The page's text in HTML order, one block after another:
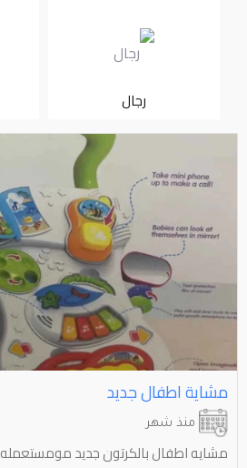
رجال
مشاية اطفال جديد
منذ شهر
مشايه اطفال بالكرتون جديد مومستعمله